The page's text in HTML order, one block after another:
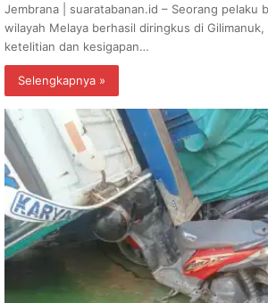
Jembrana | suaratabanan.id – Seorang pelaku
wilayah Melaya berhasil diringkus di
ketelitian dan kesigapan…
Selengkapnya »